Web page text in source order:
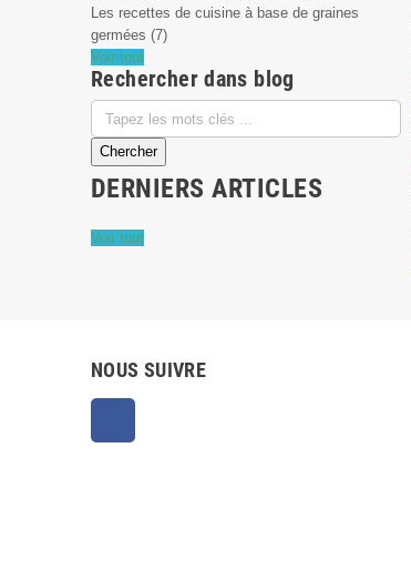
Les recettes de cuisine à base de graines
germées (7)
Voir tout
Rechercher dans blog
DERNIERS ARTICLES
Voir tout
NOUS SUIVRE